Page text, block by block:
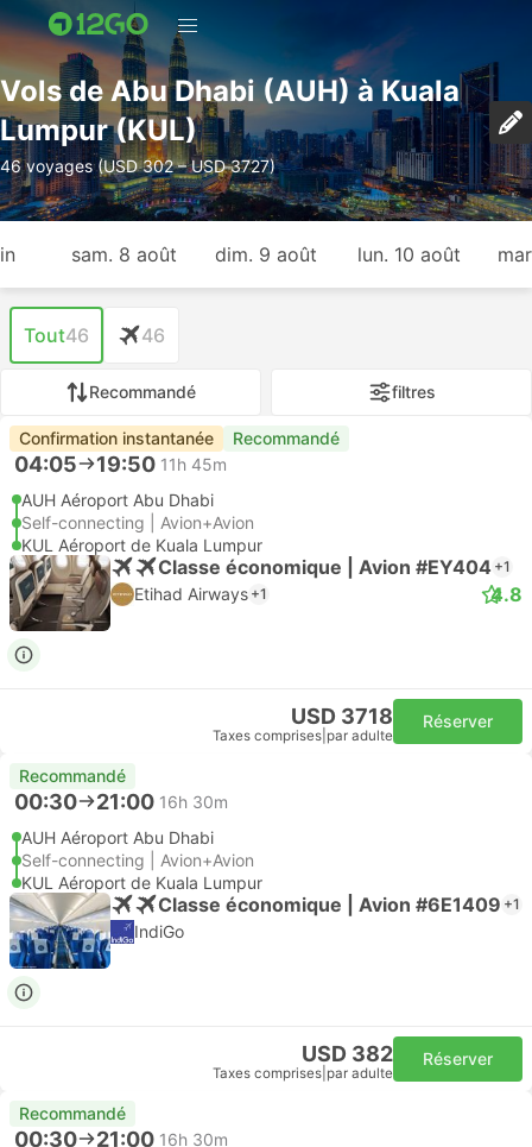
Vols de Abu Dhabi (AUH) à Kuala
Lumpur (KUL)
46 voyages (USD 302 – USD 3727)
sam. 8 août dim. 9 août lun. 10 août
Tout46 46
Recommandé filtres
Confirmation instantanée Recommandé
04:05 19:50 11h 45m
AUH Aéroport Abu Dhabi
Self-connecting | Avion+Avion
KUL Aéroport de Kuala Lumpur
Classe économique | Avion #EY404 +1
Etihad Airways +1 4.8
USD 3718
Taxes comprises par adulte
Réserver
Recommandé
00:30 21:00 16h 30m
AUH Aéroport Abu Dhabi
Self-connecting | Avion+Avion
KUL Aéroport de Kuala Lumpur
Classe économique | Avion #6E1409 +1
IndiGo
USD 382
Taxes comprises par adulte
Réserver
Recommandé
00:30 21:00 16h 30m